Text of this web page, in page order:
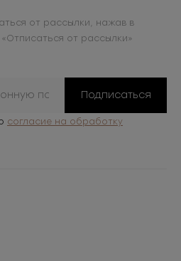
от рассылки, нажав в
от рассылки»
Подписаться
согласие на обработку